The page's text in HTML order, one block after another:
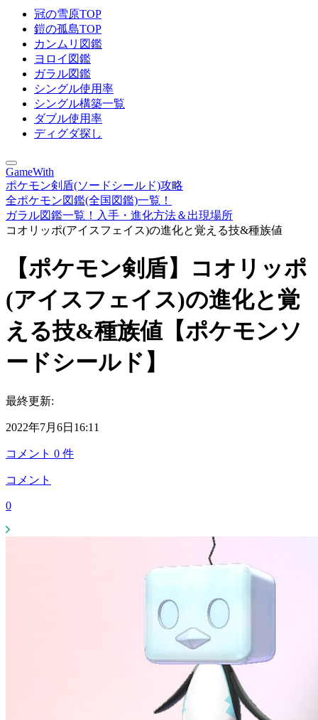
冠の雪原TOP
鎧の孤島TOP
カンムリ図鑑
ヨロイ図鑑
ガラル図鑑
シングル使用率
シングル構築一覧
ダブル使用率
ディグダ探し
GameWith
ポケモン剣盾(ソードシールド)攻略
全ポケモン図鑑(全国図鑑)一覧！
ガラル図鑑一覧！入手・進化方法＆出現場所
コオリッポ(アイスフェイス)の進化と覚える技&種族値
【ポケモン剣盾】コオリッポ
(アイスフェイス)の進化と覚
える技&種族値【ポケモンソ
ードシールド】
最終更新:
2022年7月6日16:11
コメント 0 件
コメント
0